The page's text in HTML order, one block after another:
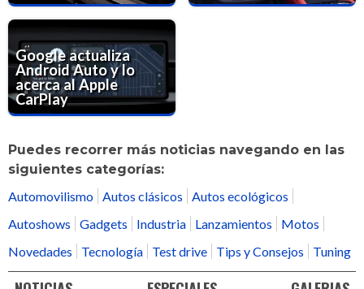
Google actualiza
Android Auto y lo
acerca al Apple
CarPlay
Puedes recorrer más noticias navegando en las
siguientes categorías:
Automovilismo Autos clásicos
Autos ecológicos
Autoshows
Gadgets Industria Lanzamientos
Motos
Novedades
Tecnología Test drive Tips y Consejos Tuning